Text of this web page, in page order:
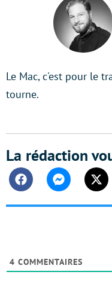
Le Mac, c'est pour le
tourne.
La rédaction
FacebookMessenger
4 COMMENTAIRES